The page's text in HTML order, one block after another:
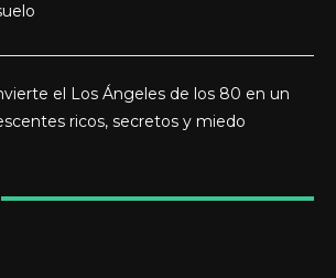
el Los Ángeles de los 80 en un
ricos, secretos y miedo